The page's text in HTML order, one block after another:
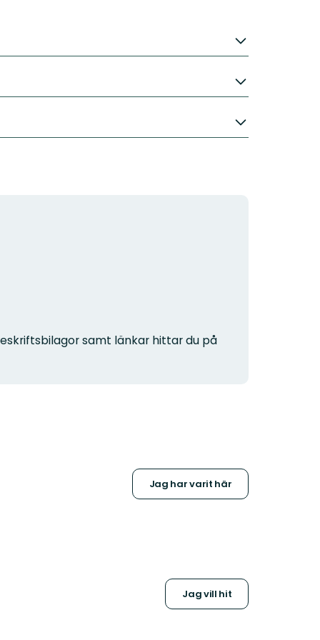
samt länkar hittar du på
Jag har varit här
Jag vill hit